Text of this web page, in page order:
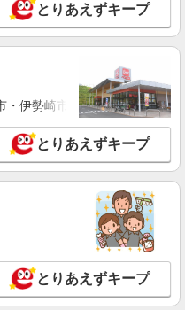
円 ＜日払い有/週払い有/交
代含む)＞
詳細を見る
NEW
で送迎など［軽自動車が
円 ＜日払い有/週払い有/交
仲台周辺 ＜稲毛駅チカ＞
詳細を見る
とりあえずキープ
・伊勢崎市・太田市・館林市
とりあえずキープ
とりあえずキープ